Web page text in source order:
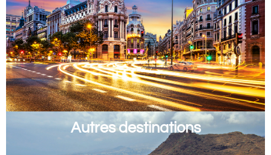
Autres destinations